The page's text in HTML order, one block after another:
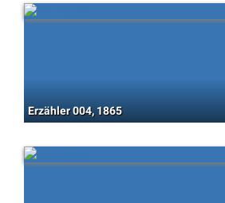
Erzähler 004, 1865